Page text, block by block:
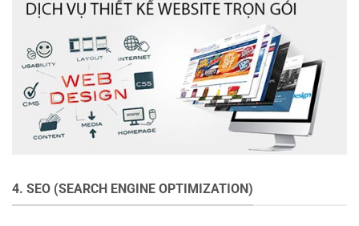
4. SEO (SEARCH ENGINE OPTIMIZATION)